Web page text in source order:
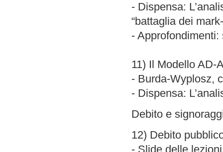
- Dispensa:
“battaglia dei
-
11) Il Modello AD-
- Burda-Wyplosz,
- Dispensa:
Debito e
12) Debito
- Slide delle lezioni